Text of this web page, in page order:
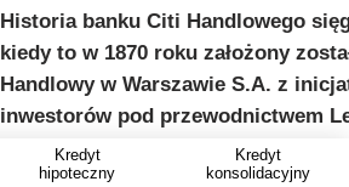
Historia banku Citi Handlowego
kiedy to w 1870 roku założony
Handlowy w Warszawie S.A. z
inwestorów pod przewodnictwem
Kronenberga.
Jest to zatem
komercyjny w Polsce i jeden z
Kredyt
hipoteczny
Kredyt
konsolidacyjny